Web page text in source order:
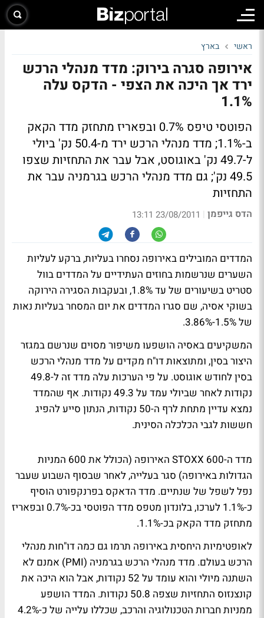
ראשי בארץ
אירופה סגרה בירוק: מדד מנהלי הרכש
ירד אך היכה את הצפי - הדקס עלה
1.1%
הפוטסי טיפס 0.7% ובפאריז מתחזק מדד הקאק
ב-1.1%; מדד מנהלי הרכש ירד מ-50.4 נק' ביולי
ל-49.7 נק' באוגוסט, אבל עבר את התחזיות שצפו
49.5 נק'; גם מדד מנהלי הרכש בגרמניה עבר את
התחזיות
הדס גייפמן |
23/08/2011 13:11
המדדים המובילים באירופה נסחרו בעליות, ברקע לעליות
השערים שנרשמות בחוזים העתידיים על המדדים בוול
סטריט בשיעורים של עד 1.8%, ובעקבות הסגירה הירוקה
בשוקי אסיה, שם סגרו המדדים את יום המסחר בעליות נאות
של 1.5%-3.86%.
המשקיעים באסיה הושפעו משיפור מסוים שנרשם במגזר
היצור בסין, ומתוצאות דו"ח מקדים על מדד מנהלי הרכש
בסין לחודש אוגוסט. על פי הערכות עלה מדד זה ל-49.8
נקודות לאחר שביולי עמד על 49.3 נקודות. אף שהמדד
נמצא עדיין מתחת לרף ה-50 נקודות, הנתון סייע להפיג
חששות לגבי הכלכלה הסינית.
מדד ה-STOXX 600 האירופה (הכולל את 600 המניות
הגדולות באירופה) סגר בעלייה, לאחר שבסוף השבוע שעבר
נפל לשפל של שנתיים. מדד הדאקס בפרנקפורט הוסיף
כ-1.1% לערכו, בלונדון מטפס מדד הפוטסי בכ-0.7% ובפאריז
מתחזק מדד הקאק בכ-1.1%.
לאופטימיות היחסית באירופה תרמו גם כמה דו"חות מנהלי
הרכש בעולם. מדד מנהלי הרכש בגרמניה (PMI) אמנם לא
השתנה מיולי והוא עומד על 52 נקודות, אבל הוא היכה את
קונצנזוס התחזיות שצפה 50.8 נקודות. המדד הושפע
ממניות חברות הטכנולוגיה והרכב, שכללו עלייה של כ-4.2%